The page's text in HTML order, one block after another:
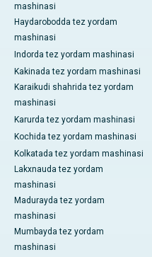
mashinasi
Haydarobodda tez yordam
mashinasi
Indorda tez yordam mashinasi
Kakinada tez yordam mashinasi
Karaikudi shahrida tez yordam
mashinasi
Karurda tez yordam mashinasi
Kochida tez yordam mashinasi
Kolkatada tez yordam mashinasi
Lakxnauda tez yordam
mashinasi
Madurayda tez yordam
mashinasi
Mumbayda tez yordam
mashinasi